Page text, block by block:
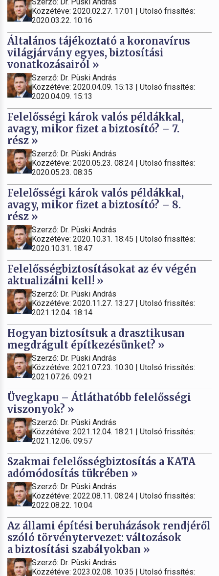
Közzétéve: 2020.02.27. 17:01 | Utolsó frissítés:
2020.03.22. 10:16
Általános tájékoztató a koronavírus
világjárvány egyes, biztosítási
vonatkozásairól »
Szerző: Dr. Püski András
Közzétéve: 2020.04.09. 15:13 | Utolsó frissítés:
2020.04.09. 15:13
Felelősségi károk valós példákkal,
avagy, mikor fizet a biztosító? – 7.
rész »
Szerző: Dr. Püski András
Közzétéve: 2020.05.23. 08:24 | Utolsó frissítés:
2020.05.23. 08:35
Felelősségi károk valós példákkal,
avagy, mikor fizet a biztosító? – 8.
rész »
Szerző: Dr. Püski András
Közzétéve: 2020.10.31. 18:45 | Utolsó frissítés:
2020.10.31. 18:47
Felelősségbiztosításokat az év végén
aktualizálni kell! »
Szerző: Dr. Püski András
Közzétéve: 2020.11.27. 13:27 | Utolsó frissítés:
2021.12.04. 18:14
Hogyan biztosítsuk a drasztikusan
megdrágult építkezésünket? »
Szerző: Dr. Püski András
Közzétéve: 2021.07.23. 10:30 | Utolsó frissítés:
2021.07.26. 09:21
Üvegkapu – Átláthatóbb felelősségi
viszonyok? »
Szerző: Dr. Püski András
Közzétéve: 2021.12.04. 18:21 | Utolsó frissítés:
2021.12.06. 09:57
Szakmai felelősségbiztosítás a KATA
adómódosítás tükrében »
Szerző: Dr. Püski András
Közzétéve: 2022.08.11. 08:24 | Utolsó frissítés:
2022.08.22. 10:04
Az állami építési beruházások rendjéről
szóló törvénytervezet: változások
a biztosítási szabályokban »
Szerző: Dr. Püski András
Közzétéve: 2023.02.08. 10:35 | Utolsó frissítés: